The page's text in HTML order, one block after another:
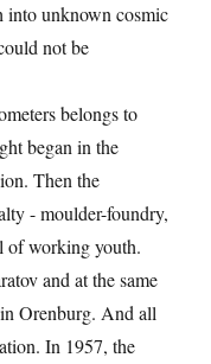
into unknown cosmic
not be
belongs to
began in the
Then the
- moulder-foundry,
of working youth.
and at the same
Orenburg. And all
In 1957, the